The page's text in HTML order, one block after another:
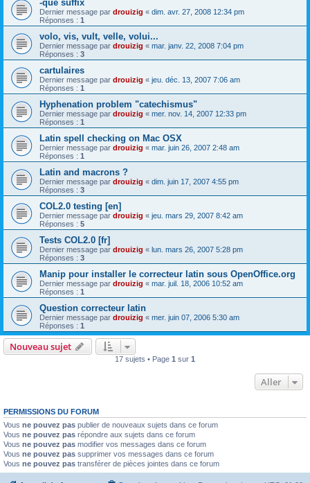
-que suffix
Dernier message par drouizig « dim. avr. 27, 2008 12:34 pm
Réponses : 1
volo, vis, vult, velle, volui...
Dernier message par drouizig « mar. janv. 22, 2008 7:04 pm
Réponses : 3
cartulaires
Dernier message par drouizig « jeu. déc. 13, 2007 7:06 am
Réponses : 1
Hyphenation problem "catechismus"
Dernier message par drouizig « mer. nov. 14, 2007 12:33 pm
Réponses : 1
Latin spell checking on Mac OSX
Dernier message par drouizig « mar. juin 26, 2007 2:48 am
Réponses : 1
Latin and macrons ?
Dernier message par drouizig « dim. juin 17, 2007 4:55 pm
Réponses : 3
COL2.0 testing [en]
Dernier message par drouizig « jeu. mars 29, 2007 8:42 am
Réponses : 5
Tests COL2.0 [fr]
Dernier message par drouizig « lun. mars 26, 2007 5:28 pm
Réponses : 3
Manip pour installer le correcteur latin sous OpenOffice.org
Dernier message par drouizig « mar. juil. 18, 2006 10:52 am
Réponses : 1
Question correcteur latin
Dernier message par drouizig « mer. juin 07, 2006 5:30 am
Réponses : 1
Nouveau sujet
17 sujets • Page 1 sur 1
Aller
PERMISSIONS DU FORUM
Vous ne pouvez pas publier de nouveaux sujets dans ce forum
Vous ne pouvez pas répondre aux sujets dans ce forum
Vous ne pouvez pas modifier vos messages dans ce forum
Vous ne pouvez pas supprimer vos messages dans ce forum
Vous ne pouvez pas transférer de pièces jointes dans ce forum